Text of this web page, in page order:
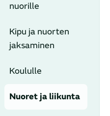
Tavoitteeksi
hyvinvointi
Läheinen
tukena
GPA
MCTD
Vertaistarina:
nuorille
Kipu ja nuorten
jaksaminen
Koululle
Nuoret ja liikunta